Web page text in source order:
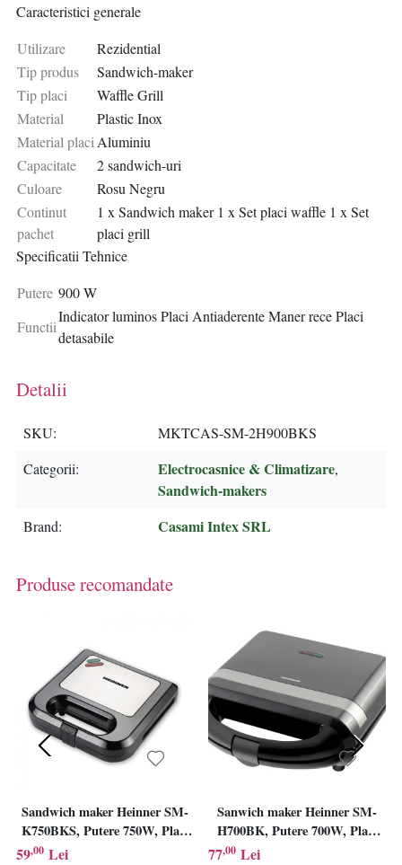
Caracteristici generale
Utilizare
Rezidential
Tip produs
Sandwich-maker
Tip placi
Waffle Grill
Material
Plastic Inox
Material placi Aluminiu
Capacitate
2 sandwich-uri
Culoare
Rosu Negru
Continut
pachet
1 x Sandwich maker 1 x Set placi waffle 1 x Set
placi grill
Specificatii Tehnice
Putere 900 W
Functii
Indicator luminos Placi Antiaderente Maner rece Placi
detasabile
Detalii
SKU
MKTCAS-SM-2H900BKS
Categorii
Electrocasnice & Climatizare,
Sandwich-makers
Brand Casami Intex SRL
Produse recomandate
Sandwich maker Heinner SM-
K750BKS, Putere 750W, Placi
antiadezive fixe tip grill,
59,00 Lei
Sanwich maker Heinner SM-
H700BK, Putere 700W, Placi
antiadezive fixe tip grill, Negru
77,00 Lei